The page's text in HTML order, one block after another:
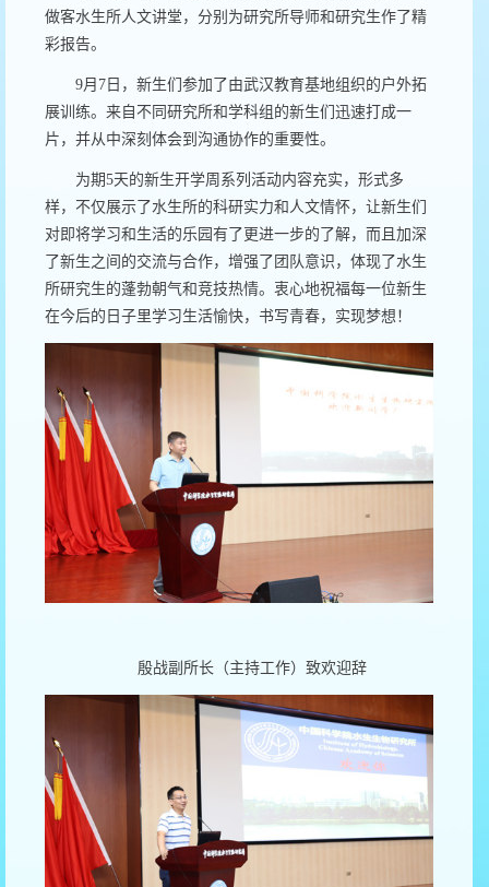
做客水生所人文讲堂，分别为研究所导师和研究生作了精
彩报告。
9月 7 日，新生们参加了由武汉教育基地组织的户外拓
展训练。来自不同研究所和学科组的新生们迅速打成一
片，并从中深刻体会到沟通协作的重要性。
为期5天的新生开学周系列活动内容充实，形式多
样，不仅展示了水生所的科研实力和人文情怀，让新生们
对即将学习和生活的乐园有了更进一步的了解，而且加深
了新生之间的交流与合作，增强了团队意识，体现了水生
所研究生的蓬勃朝气和竞技热情。衷心地祝福每一位新生
在今后的日子里学习生活愉快，书写青春，实现梦想！
殷战副所长（主持工作）致欢迎辞